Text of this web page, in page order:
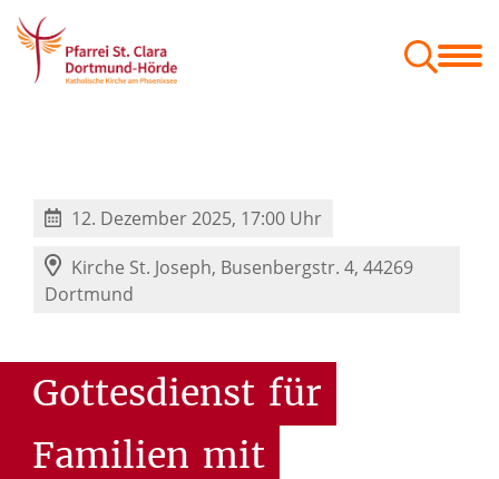
12. Dezember 2025, 17:00 Uhr
Kirche St. Joseph, Busenbergstr. 4, 44269
Dortmund
Gottesdienst für
Familien mit